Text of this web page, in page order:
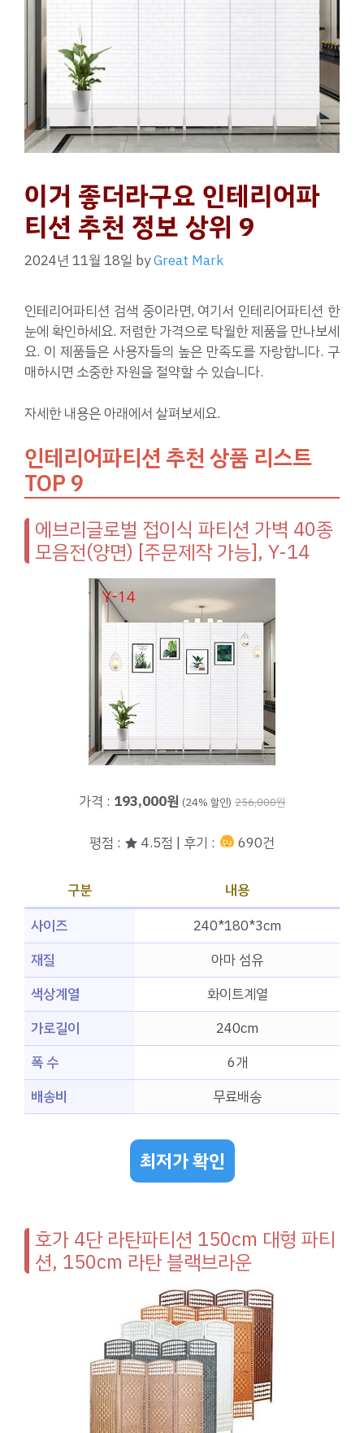
이거 좋더라구요 인테리어파
티션 추천 정보 상위 9
2024년 11월 18일 byGreat Mark
인테리어파티션 검색 중이라면, 여기서 인테리어파티션 한
눈에 확인하세요. 저렴한 가격으로 탁월한 제품을 만나보세
요. 이 제품들은 사용자들의 높은 만족도를 자랑합니다. 구
매하시면 소중한 자원을 절약할 수 있습니다.
자세한 내용은 아래에서 살펴보세요.
인테리어파티션 추천 상품 리스트
TOP 9
에브리글로벌 접이식 파티션 가벽 40종
모음전(양면) [주문제작 가능], Y-14
가격 : 193,000원 (24% 할인) 256,000원
평점 : ★ 4.5점 | 후기 : 690건
구분
내용
사이즈
240*180*3cm
재질
아마 섬유
색상계열
화이트계열
가로길이
240cm
폭 수
6개
배송비
무료배송
최저가 확인
호가 4단 라탄파티션 150cm 대형 파티
션, 150cm 라탄 블랙브라운